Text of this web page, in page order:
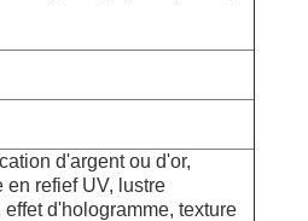
d'argent ou d'or,
en refief UV, lustre
d'hologramme, texture